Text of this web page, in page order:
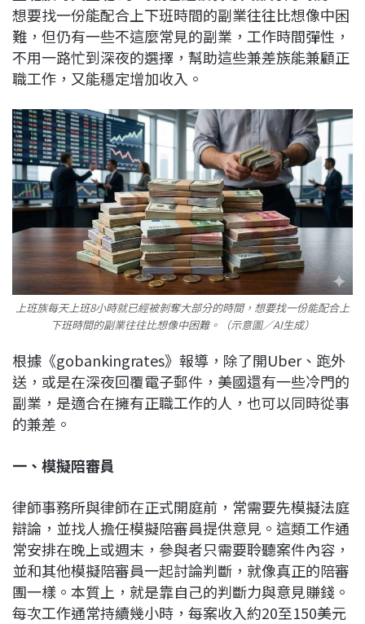
o
o
k
d
s
d
I
n
i
n
k
想要找一份能配合上下班時間的副業往往比想像中困
難，但仍有一些不這麼常見的副業，工作時間彈性，
不用一路忙到深夜的選擇，幫助這些兼差族能兼顧正
職工作，又能穩定增加收入。
上班族每天上班8小時就已經被剝奪大部分的時間，想要找一份能配合上
下班時間的副業往往比想像中困難。（示意圖／AI生成）
根據《gobankingrates》報導，除了開Uber、跑外
送，或是在深夜回覆電子郵件，美國還有一些冷門的
副業，是適合在擁有正職工作的人，也可以同時從事
的兼差。
一、模擬陪審員
律師事務所與律師在正式開庭前，常需要先模擬法庭
辯論，並找人擔任模擬陪審員提供意見。這類工作通
常安排在晚上或週末，參與者只需要聆聽案件內容，
並和其他模擬陪審員一起討論判斷，就像真正的陪審
團一樣。本質上，就是靠自己的判斷力與意見賺錢。
每次工作通常持續幾小時，每案收入約20至150美元